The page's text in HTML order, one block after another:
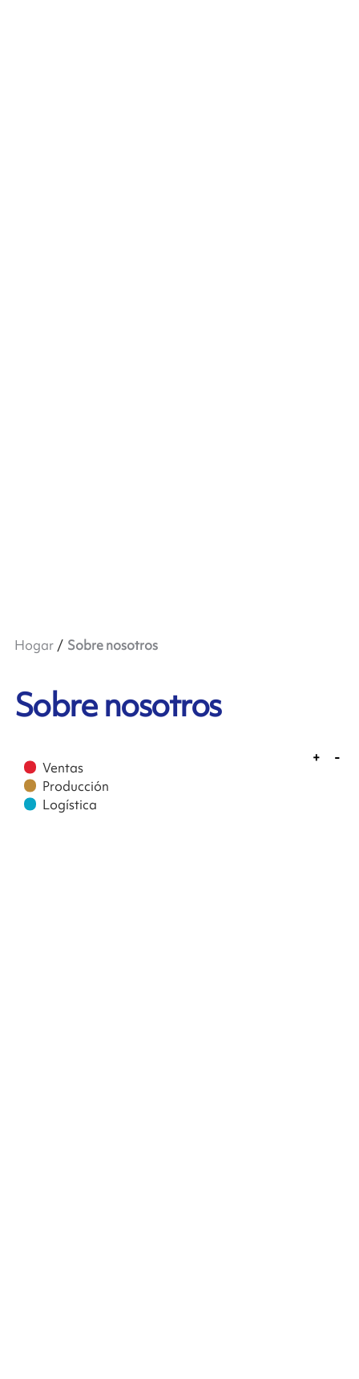
Hogar Sobre nosotros
Sobre nosotros
Ventas
Producción
Logística